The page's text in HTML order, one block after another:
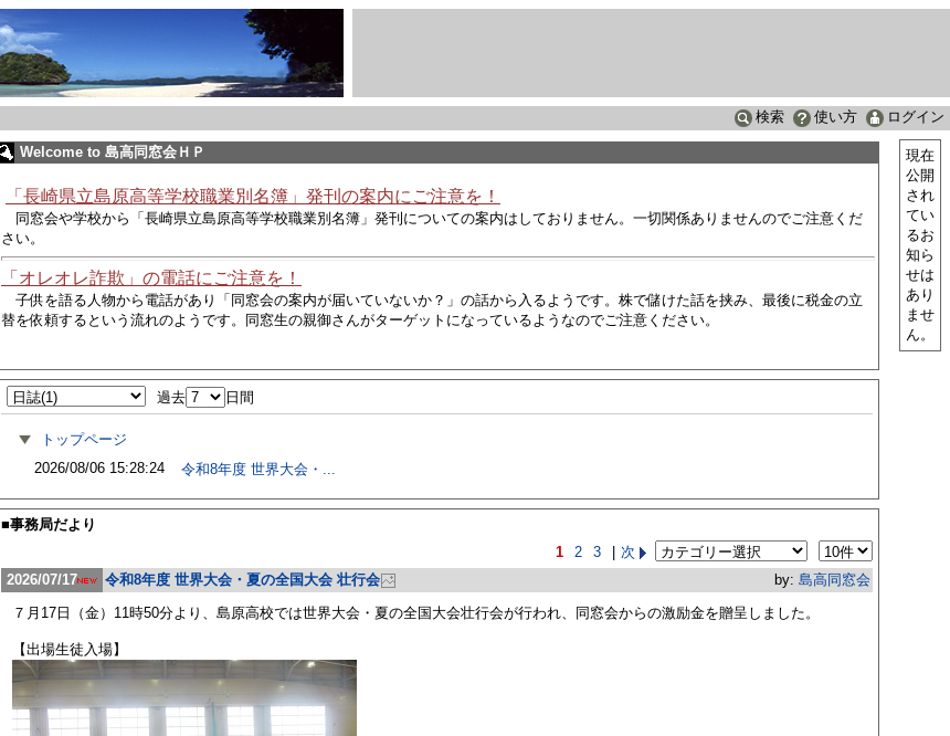
検索 使い方 ログイン
Welcome to 島高同窓会ＨＰ
「長崎県立島原高等学校職業別名簿」発刊の案内にご注意を！
同窓会や学校から 「長崎県立島原高等学校職業別名簿」発刊についての案内はしておりません。一切関係ありませんのでご注意くだ
さい。
「オレオレ詐欺」の電話にご注意を！
子供を語る人物から電話があり
「同窓会の案内が届いていないか？」の話から入るようです。株で儲けた話を挟み、最後に税金の立
替を依頼するという流れのようです。同窓生の親御さんがターゲットになっているようなのでご注意ください。
過去 日間
トップページ
2026/08/06 15:28:24
令和8年度 世界大会・...
■事務局だより
1
2 3
次
2026/07/17
令和8年度 世界大会・夏の全国大会 壮行会 by: 島高同窓会
７月17日（金）11時50分より、島原高校では世界大会・夏の全国大会壮行会が行われ、同窓会からの激励金を贈呈しました。
【出場生徒入場】
現在
公開
され
てい
るお
知ら
せは
あり
ませ
ん。